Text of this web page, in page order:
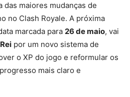
maiores mudanças de
no Clash Royale. A próxima
marcada para 26 de maio, vai
por um novo sistema de
o XP do jogo e reformular os
mais claro e